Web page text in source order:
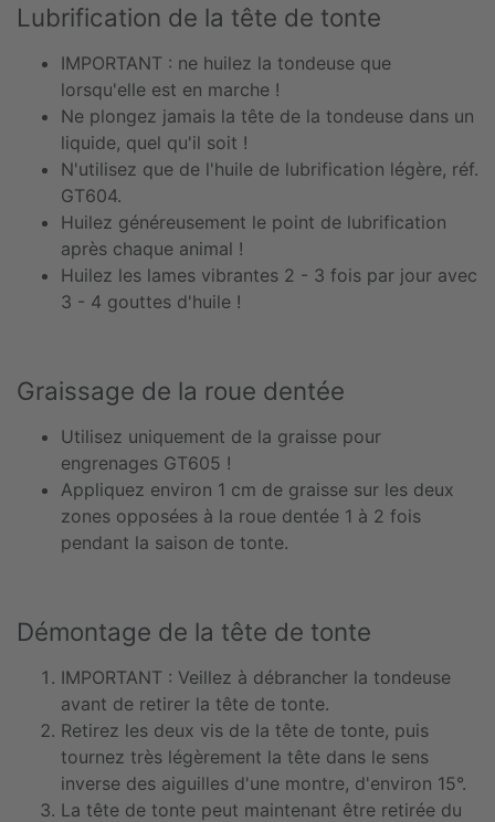
Lubrification de la tête de tonte
IMPORTANT : ne huilez la tondeuse que
lorsqu'elle est en marche !
Ne plongez jamais la tête de la tondeuse dans un
liquide, quel qu'il soit !
N'utilisez que de l'huile de lubrification légère, réf.
GT604.
Huilez généreusement le point de lubrification
après chaque animal !
Huilez les lames vibrantes 2 - 3 fois par jour avec
3 - 4 gouttes d'huile !
Graissage de la roue dentée
Utilisez uniquement de la graisse pour
engrenages GT605 !
Appliquez environ 1 cm de graisse sur les deux
zones opposées à la roue dentée 1 à 2 fois
pendant la saison de tonte.
Démontage de la tête de tonte
IMPORTANT : Veillez à débrancher la tondeuse
avant de retirer la tête de tonte.
Retirez les deux vis de la tête de tonte, puis
tournez très légèrement la tête dans le sens
inverse des aiguilles d'une montre, d'environ 15°.
La tête de tonte peut maintenant être retirée du